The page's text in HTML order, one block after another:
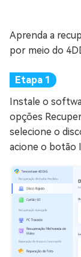
Aprenda a
por meio do
Instale o
opções
selecione o
acione o botão